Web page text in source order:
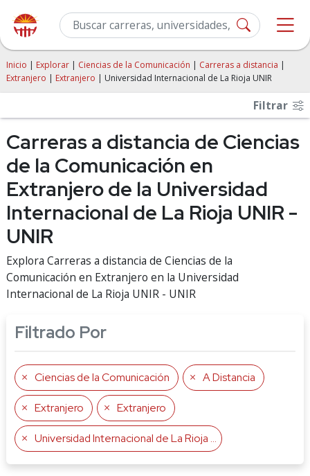
Inicio | Explorar | Ciencias de la Comunicación | Carreras a distancia |
Extranjero | Extranjero | Universidad Internacional de La Rioja UNIR
Filtrar
Carreras a distancia de Ciencias
de la Comunicación en
Extranjero de la Universidad
Internacional de La Rioja UNIR -
UNIR
Explora Carreras a distancia de Ciencias de la
Comunicación en Extranjero en la Universidad
Internacional de La Rioja UNIR - UNIR
Filtrado Por
Ciencias de la Comunicación A Distancia
Extranjero Extranjero
Universidad Internacional de La Rioja UNIR